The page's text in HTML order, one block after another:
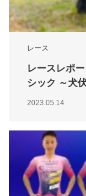
レース
レースレポ
シック ～犬
2023.05.14